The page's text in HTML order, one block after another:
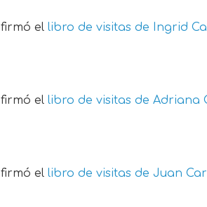
firmó el libro de visitas de Ingrid
firmó el libro de visitas de Adriana
firmó el libro de visitas de Juan